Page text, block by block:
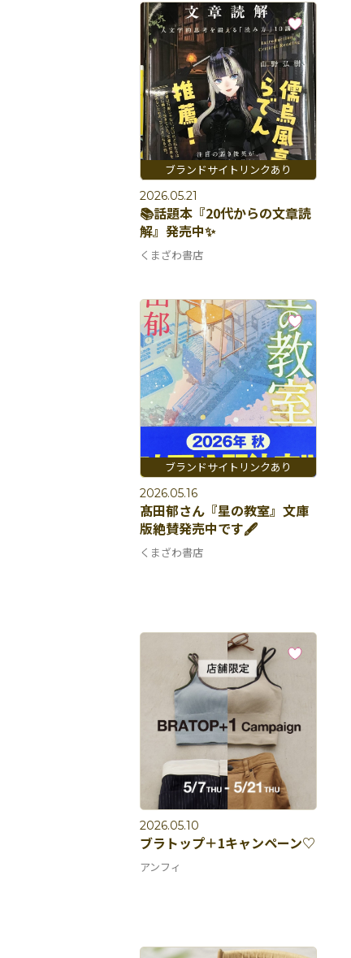
2026.05.21
📚話題本『20代からの文章読
解』発売中✨
くまざわ書店
2026.05.16
髙田郁さん『星の教室』文庫
版絶賛発売中です🖋️
くまざわ書店
2026.05.10
ブラトップ＋1キャンペーン♡
アンフィ